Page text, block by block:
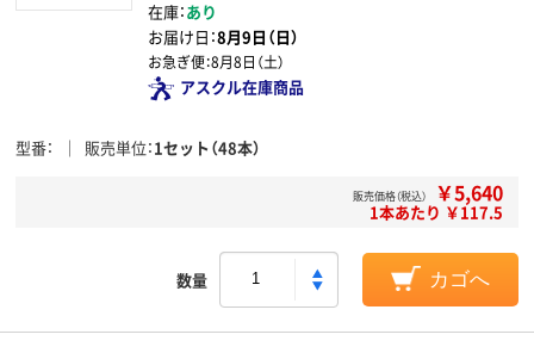
在庫：あり
お届け日：8月9日（日）
お急ぎ便：8月8日（土）
アスクル在庫商品
型番 販売単位 1セット（48本）
販売価格（税込） ￥5,640
1本あたり ￥117.5
数量 カゴへ